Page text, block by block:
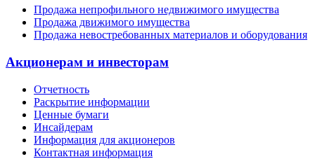
Продажа непрофильного недвижимого имущества
Продажа движимого имущества
Продажа невостребованных материалов и оборудования
Акционерам и инвесторам
Отчетность
Раскрытие информации
Ценные бумаги
Инсайдерам
Информация для акционеров
Контактная информация